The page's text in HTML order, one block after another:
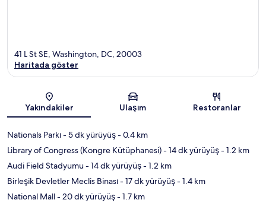
Harita
41 L St SE, Washington, DC, 20003
Haritada göster
Yakındakiler Ulaşım Restoranlar
Nationals Parkı- 5 dk yürüyüş- 0.4 km
Library of Congress (Kongre Kütüphanesi)- 14 dk yürüyüş- 1.2 km
Audi Field Stadyumu- 14 dk yürüyüş- 1.2 km
Birleşik Devletler Meclis Binası- 17 dk yürüyüş- 1.4 km
National Mall- 20 dk yürüyüş- 1.7 km